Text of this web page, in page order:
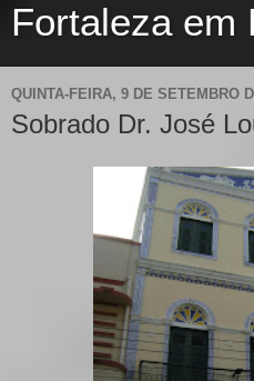
Fortaleza em
QUINTA-FEIRA, 9 DE SETEMBRO
Sobrado Dr. José